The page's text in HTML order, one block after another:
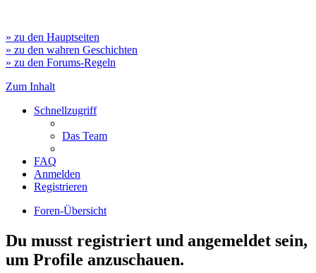
» zu den Hauptseiten
» zu den wahren Geschichten
» zu den Forums-Regeln
Zum Inhalt
Schnellzugriff
Das Team
FAQ
Anmelden
Registrieren
Foren-Übersicht
Du musst registriert und angemeldet sein,
um Profile anzuschauen.